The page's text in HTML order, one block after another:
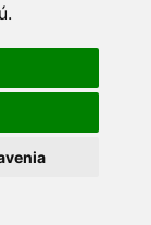
A
Platia